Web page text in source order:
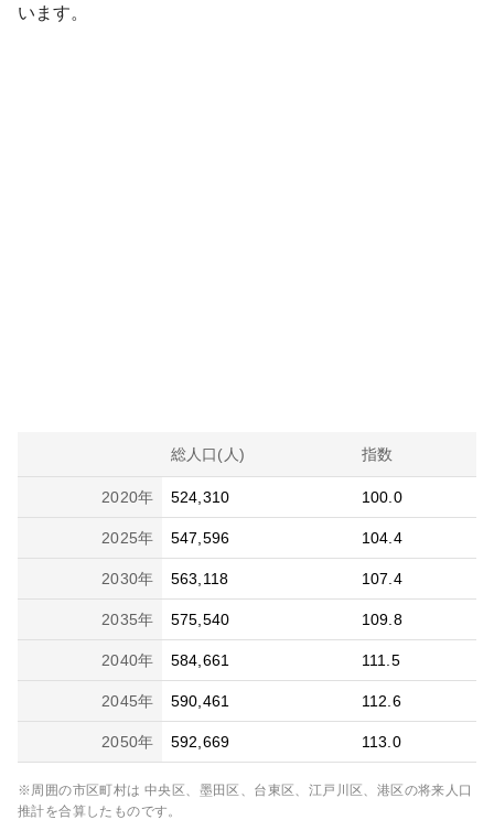
います。
総人口(人) 指数
2020年 524,310 100.0
2025年 547,596 104.4
2030年 563,118 107.4
2035年 575,540 109.8
2040年 584,661 111.5
2045年 590,461 112.6
2050年 592,669 113.0
※周囲の市区町村は 中央区、墨田区、台東区、江戸川区、港区の将来人口
推計を合算したものです。